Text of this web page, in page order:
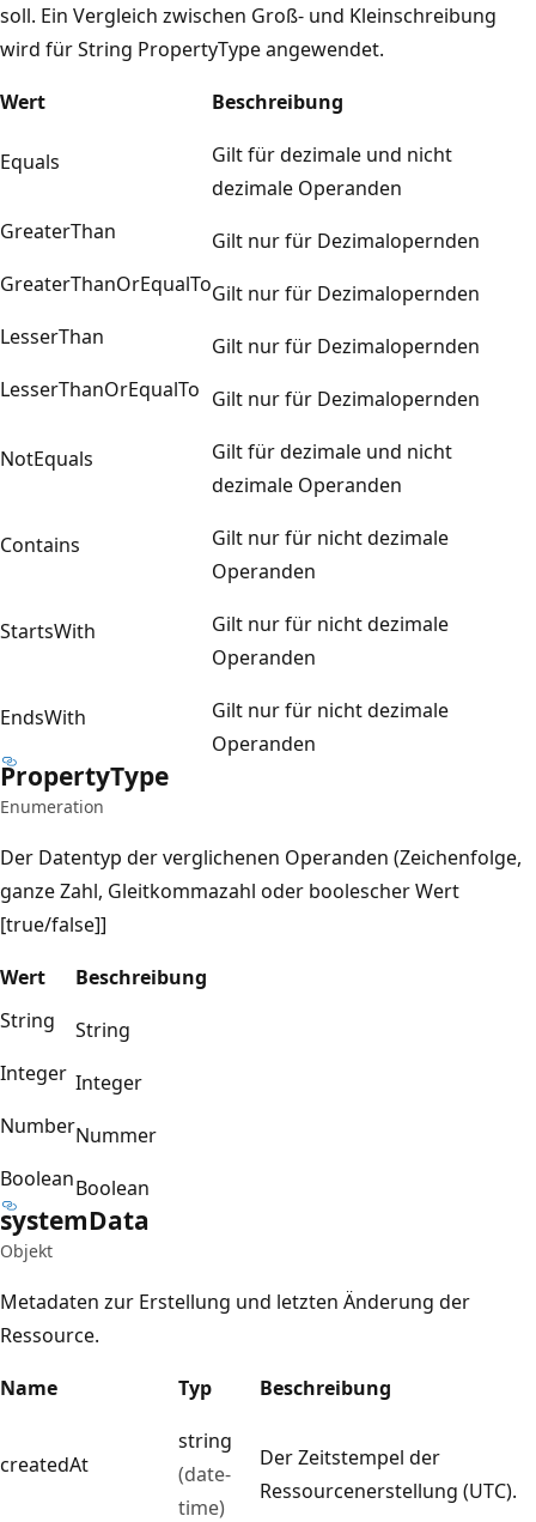
soll. Ein Vergleich zwischen Groß- und Kleinschreibung
wird für String PropertyType angewendet.
Wert
Beschreibung
Equals
Gilt für dezimale und nicht
dezimale Operanden
GreaterThan
Gilt nur für Dezimalopernden
GreaterThanOrEqualToGilt nur für Dezimalopernden
LesserThan
Gilt nur für Dezimalopernden
LesserThanOrEqualTo Gilt nur für Dezimalopernden
NotEquals
Gilt für dezimale und nicht
dezimale Operanden
Contains
Gilt nur für nicht dezimale
Operanden
StartsWith
Gilt nur für nicht dezimale
Operanden
EndsWith
Gilt nur für nicht dezimale
Operanden
PropertyType
Enumeration
Der Datentyp der verglichenen Operanden (Zeichenfolge,
ganze Zahl, Gleitkommazahl oder boolescher Wert
[true/false]]
Wert
Beschreibung
String
String
Integer Integer
NumberNummer
BooleanBoolean
systemData
Objekt
Metadaten zur Erstellung und letzten Änderung der
Ressource.
Name
Typ Beschreibung
createdAt
string
(date-
time)
Der Zeitstempel der
Ressourcenerstellung (UTC).